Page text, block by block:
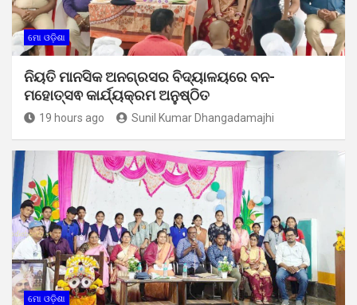
ମୋ ଓଡ଼ିଶା
ନିୟତି ମାନସିକ ଅନଗ୍ରସର ବିଦ୍ୟାଳୟରେ ବନ-
ମହୋତ୍ସଵ କାର୍ଯ୍ୟକ୍ରମ ଅନୁଷ୍ଠିତ
19 hours ago Sunil Kumar Dhangadamajhi
ମୋ ଓଡ଼ିଶା